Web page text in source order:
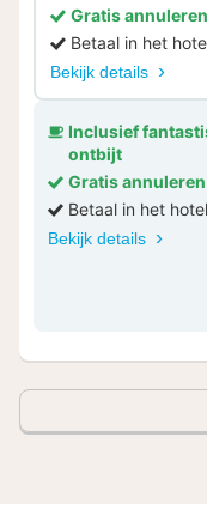
Gratis annuleren
Betaal in het
Bekijk details
Inclusief
ontbijt
Gratis annuleren
Betaal in het hotel
Bekijk details